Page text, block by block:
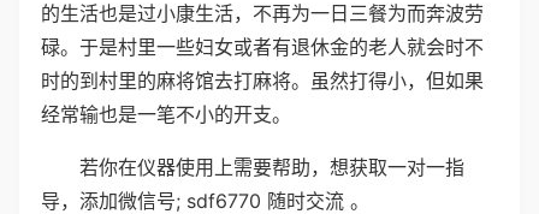
的生活也是过小康生活，不再为一日三餐为而奔波劳
碌。于是村里一些妇女或者有退休金的老人就会时不
时的到村里的麻将馆去打麻将。虽然打得小，但如果
经常输也是一笔不小的开支。
若你在仪器使用上需要帮助，想获取一对一指
导，添加微信号; sdf6770 随时交流 。